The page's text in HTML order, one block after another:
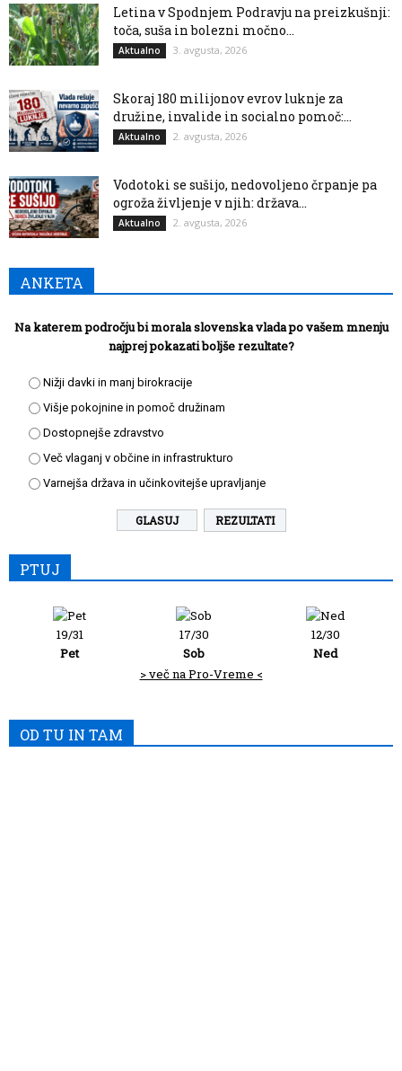
Letina v Spodnjem Podravju na preizkušnji:
toča, suša in bolezni močno...
Aktualno 3. avgusta, 2026
Skoraj 180 milijonov evrov luknje za
družine, invalide in socialno pomoč:...
Aktualno 2. avgusta, 2026
Vodotoki se sušijo, nedovoljeno črpanje pa
ogroža življenje v njih: država...
Aktualno 2. avgusta, 2026
ANKETA
Na katerem področju bi morala slovenska vlada po vašem mnenju
najprej pokazati boljše rezultate?
Nižji davki in manj birokracije
Višje pokojnine in pomoč družinam
Dostopnejše zdravstvo
Več vlaganj v občine in infrastrukturo
Varnejša država in učinkovitejše upravljanje
REZULTATI
PTUJ
19/31
Pet
17/30
Sob
12/30
Ned
> več na Pro-Vreme <
OD TU IN TAM